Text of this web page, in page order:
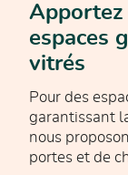
Apportez
espaces
vitrés
Pour des
garantissant
nous
portes et de